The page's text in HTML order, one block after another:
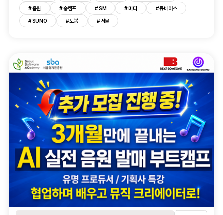
새싹동문회
수강후기
대관신청
교육로드맵
대시보드
온라인 학습내역
오프라인 학습내역
활동관리
관심과정
후기
1:1문의
학습질문
# 음원
# 송캠프 # SM # 미디
# 큐베이스
# SUNO
# 도봉 # 서울